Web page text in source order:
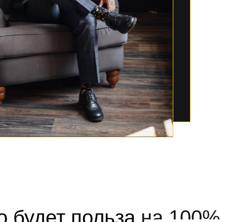
будет польза на 100%